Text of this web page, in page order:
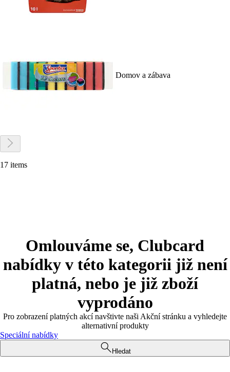
Domov a zábava
17 items
Omlouváme se, Clubcard
nabídky v této kategorii již není
platná, nebo je již zboží
vyprodáno
Pro zobrazení platných akcí navštivte naši Akční stránku a vyhledejte
alternativní produkty
Speciální nabídky
Hledat